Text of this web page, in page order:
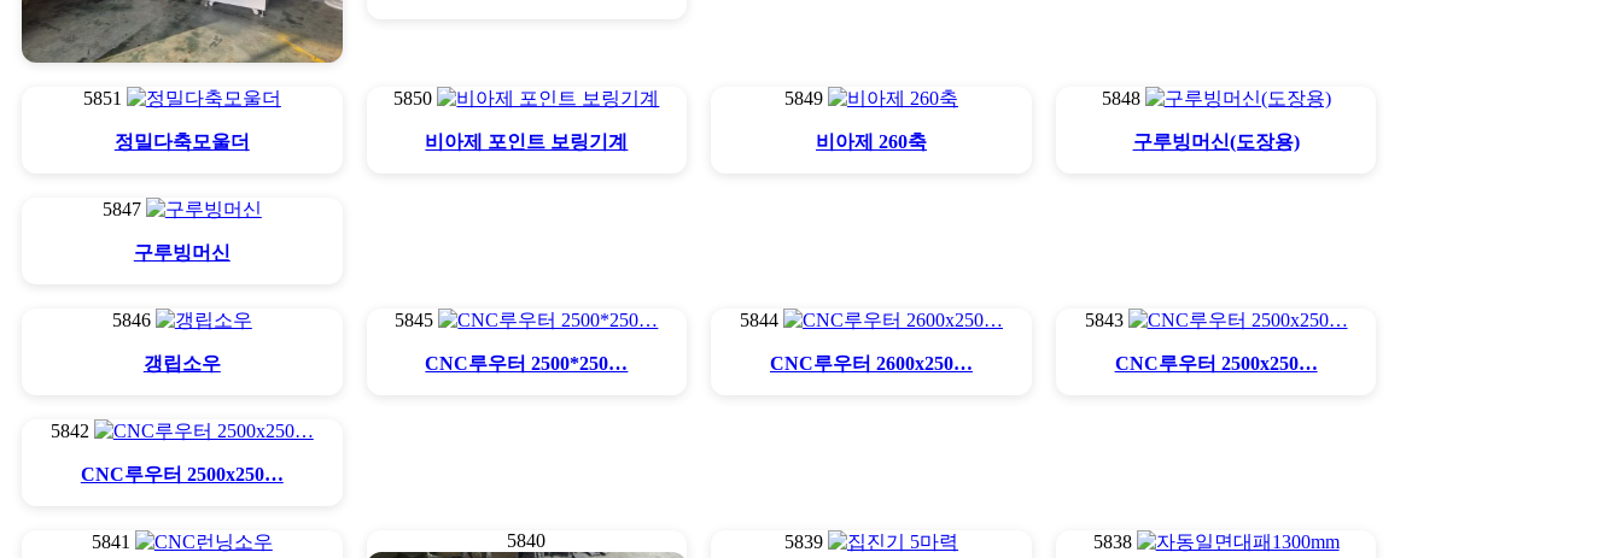
5851
정밀다축모울더
5850
비아제 포인트 보링기계
5849
비아제 260축
5848
구루빙머신(도장용)
5847
구루빙머신
5846
갱립소우
5845
CNC루우터 2500*250…
5844
CNC루우터 2600x250…
5843
CNC루우터 2500x250…
5842
CNC루우터 2500x250…
5841 5840 5839 5838